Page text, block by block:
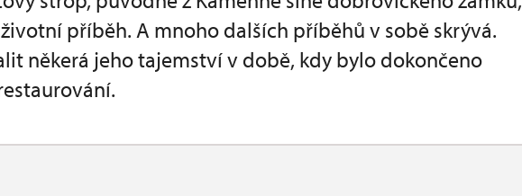
příběh. A mnoho dalších příběhů v sobě skrývá.
někerá jeho tajemství v době, kdy bylo dokončeno